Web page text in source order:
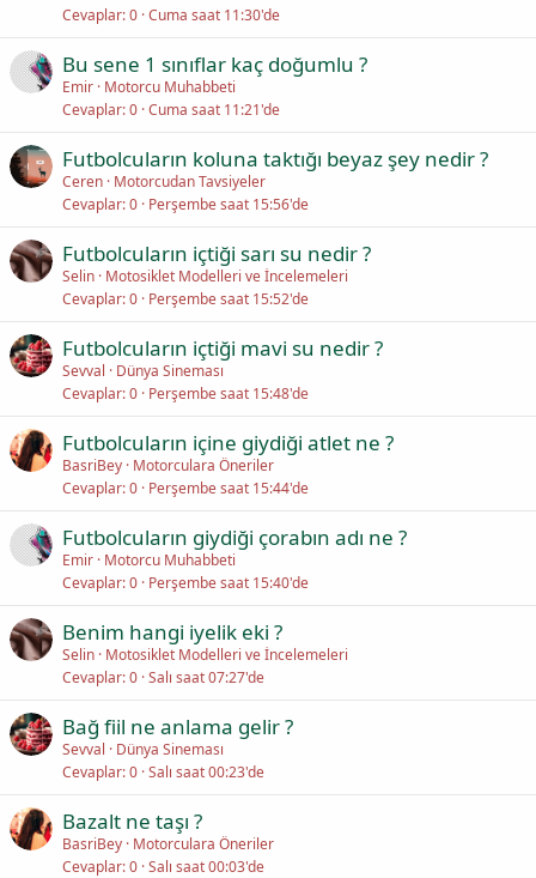
Cevaplar 0 Cuma saat 11:30'de
Bu sene 1 sınıflar kaç doğumlu ?
Emir Motorcu Muhabbeti
Cevaplar 0 Cuma saat 11:21'de
Futbolcuların koluna taktığı beyaz şey nedir ?
Ceren Motorcudan Tavsiyeler
Cevaplar 0 Perşembe saat 15:56'de
Futbolcuların içtiği sarı su nedir ?
Selin Motosiklet Modelleri ve İncelemeleri
Cevaplar 0 Perşembe saat 15:52'de
Futbolcuların içtiği mavi su nedir ?
Sevval
Dünya Sineması
Cevaplar 0 Perşembe saat 15:48'de
Futbolcuların içine giydiği atlet ne ?
BasriBey Motorculara Öneriler
Cevaplar 0 Perşembe saat 15:44'de
Futbolcuların giydiği çorabın adı ne ?
Emir Motorcu Muhabbeti
Cevaplar 0 Perşembe saat 15:40'de
Benim hangi iyelik eki ?
Selin Motosiklet Modelleri ve İncelemeleri
Cevaplar 0 Salı saat 07:27'de
Bağ fiil ne anlama gelir ?
Sevval
Dünya Sineması
Cevaplar 0 Salı saat 00:23'de
Bazalt ne taşı ?
BasriBey Motorculara Öneriler
Cevaplar 0 Salı saat 00:03'de